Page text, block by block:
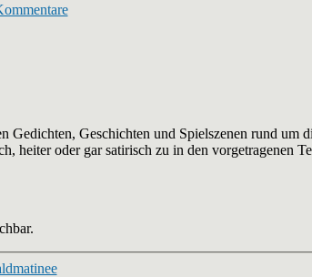
zu
Messeler
Geschichten und Spielszenen rund um
heiter oder gar satirisch zu in den vorgetragenen